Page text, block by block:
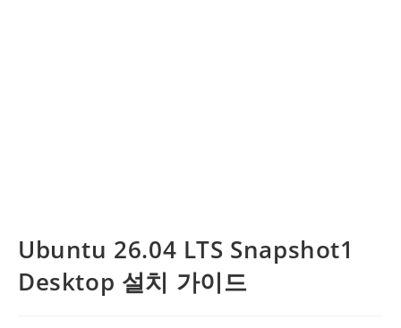
Ubuntu 26.04 LTS Snapshot1
Desktop 설치 가이드